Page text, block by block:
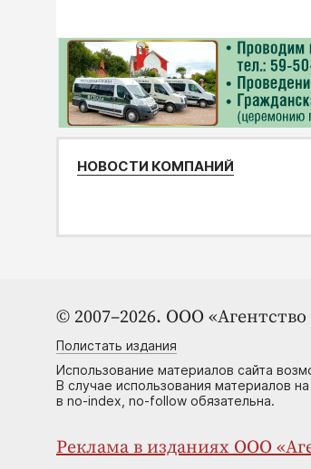
НОВОСТИ КОМПАНИЙ
© 2007–2026. ООО
Полистать издания
Использование материалов сайта
В случае использования материалов
в no-index, no-follow обязательна.
Реклама в изданиях ООО